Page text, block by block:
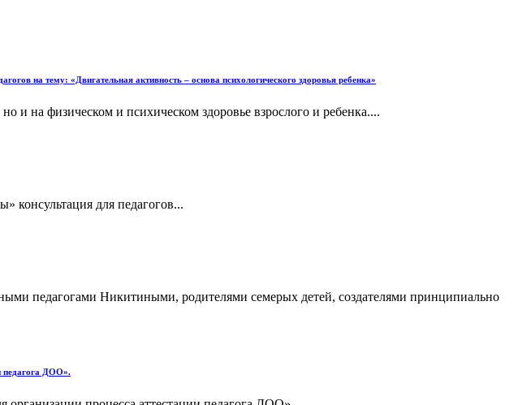
на тему: «Двигательная активность – основа психологического здоровья ребенка»
и на физическом и психическом здоровье взрослого и ребенка....
консультация для педагогов...
педагогами Никитиными, родителями семерых детей, создателями принципиально
педагога ДОО».